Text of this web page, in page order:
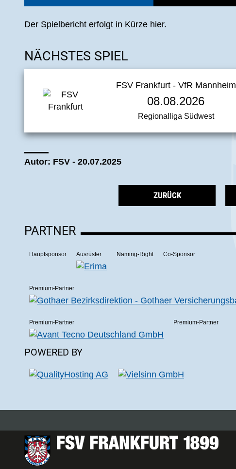
Der Spielbericht erfolgt in Kürze hier.
NÄCHSTES SPIEL
FSV Frankfurt - VfR Mannheim
08.08.2026
Regionalliga Südwest
Autor: FSV - 20.07.2025
ZURÜCK
PARTNER
Hauptsponsor Ausrüster Naming-Right Co-Sponsor
Premium-Partner
Premium-Partner Premium-Partner
POWERED BY